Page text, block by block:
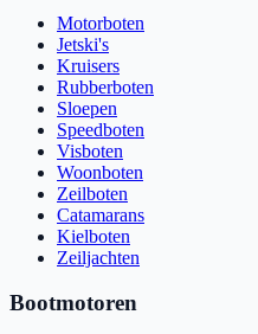
Motorboten
Jetski's
Kruisers
Rubberboten
Sloepen
Speedboten
Visboten
Woonboten
Zeilboten
Catamarans
Kielboten
Zeiljachten
Bootmotoren